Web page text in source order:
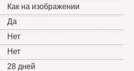
Как на изображении
Да
Нет
Нет
28 дней